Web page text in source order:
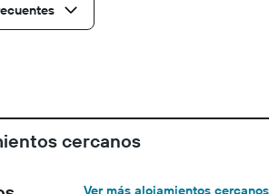
cercanos
Ver más alojamientos cercanos